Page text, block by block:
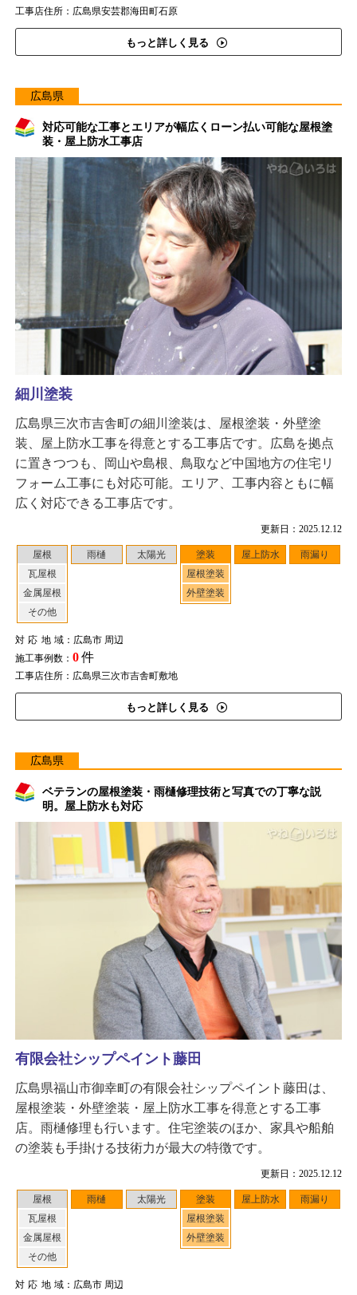
工事店住所：広島県安芸郡海田町石原
もっと詳しく見る
広島県
対応可能な工事とエリアが幅広くローン払い可能な屋根塗
装・屋上防水工事店
更新日：2025.12.12
屋根
瓦屋根
金属屋根
その他
雨樋 太陽光
塗装
屋根塗装
外壁塗装
屋上防水 雨漏り
対応地域：広島市 周辺
施工事例数： 0件
工事店住所：広島県三次市吉舎町敷地
もっと詳しく見る
細川塗装
広島県三次市吉舎町の細川塗装は、屋根塗装・外壁塗
装、屋上防水工事を得意とする工事店です。広島を拠点
に置きつつも、岡山や島根、鳥取など中国地方の住宅リ
フォーム工事にも対応可能。エリア、工事内容ともに幅
広く対応できる工事店です。
広島県
ベテランの屋根塗装・雨樋修理技術と写真での丁寧な説
明。屋上防水も対応
更新日：2025.12.12
屋根
瓦屋根
金属屋根
その他
雨樋 太陽光
塗装
屋根塗装
外壁塗装
屋上防水 雨漏り
対応地域：広島市 周辺
有限会社シップペイント藤田
広島県福山市御幸町の有限会社シップペイント藤田は、
屋根塗装・外壁塗装・屋上防水工事を得意とする工事
店。雨樋修理も行います。住宅塗装のほか、家具や船舶
の塗装も手掛ける技術力が最大の特徴です。